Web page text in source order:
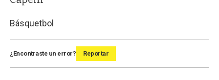
Básquetbol
¿Encontraste un error? Reportar